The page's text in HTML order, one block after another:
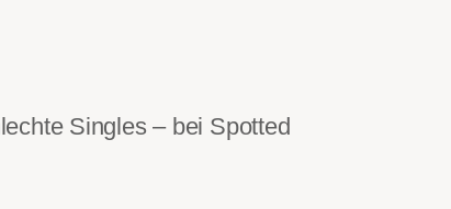
Singles – bei Spotted